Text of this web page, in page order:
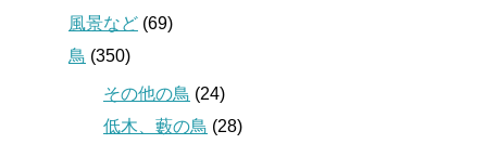
風景など (69)
鳥 (350)
その他の鳥 (24)
低木、藪の鳥 (28)